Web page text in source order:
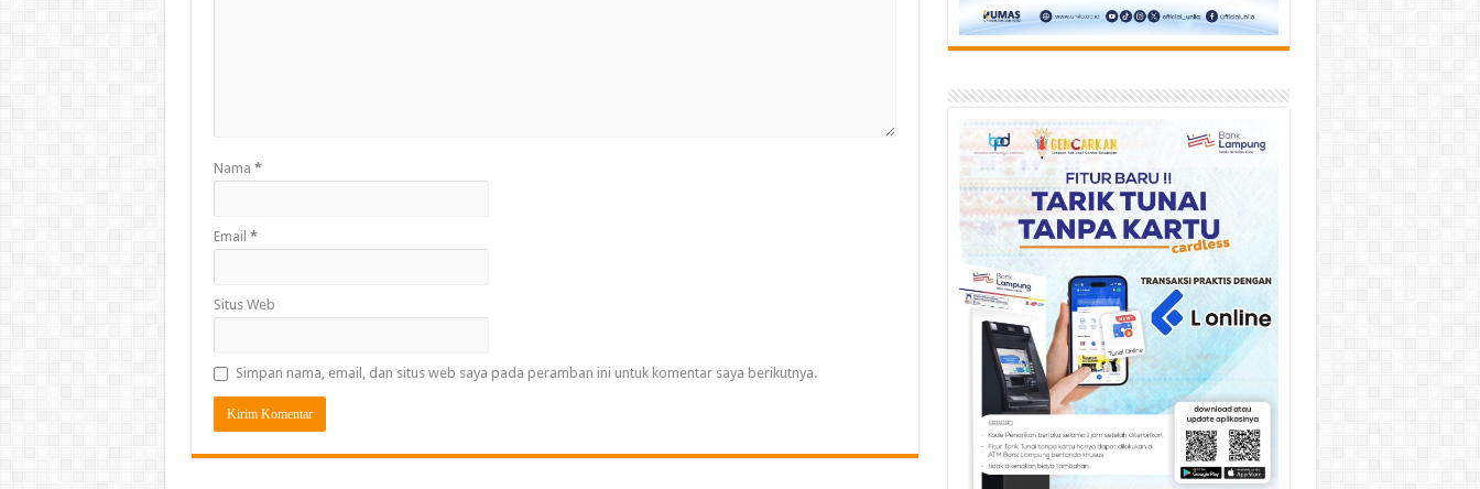
Nama *
Email *
Situs Web
Simpan nama, email, dan situs web saya pada peramban ini untuk komentar saya berikutnya.